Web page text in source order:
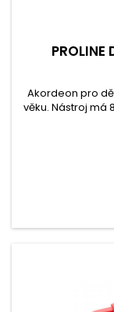
PROLINE
Akordeon pro
věku. Nástroj má